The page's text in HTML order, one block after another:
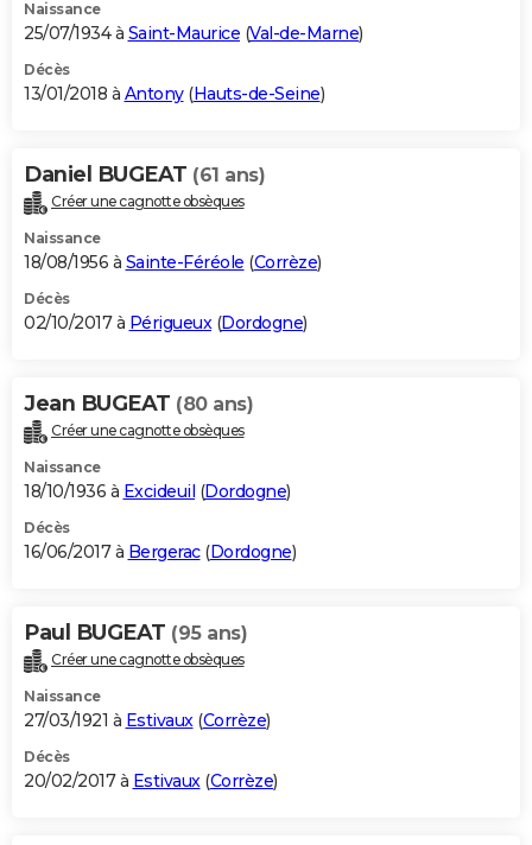
Naissance
25/07/1934 à Saint-Maurice (Val-de-Marne)
Décès
13/01/2018 à Antony(Hauts-de-Seine)
Daniel BUGEAT (61 ans)
Créer une cagnotte obsèques
Naissance
18/08/1956 à Sainte-Féréole (Corrèze)
Décès
02/10/2017 à Périgueux(Dordogne)
Jean BUGEAT (80 ans)
Créer une cagnotte obsèques
Naissance
18/10/1936 à Excideuil (Dordogne)
Décès
16/06/2017 à Bergerac(Dordogne)
Paul BUGEAT (95 ans)
Créer une cagnotte obsèques
Naissance
27/03/1921 à Estivaux(Corrèze)
Décès
20/02/2017 à Estivaux(Corrèze)